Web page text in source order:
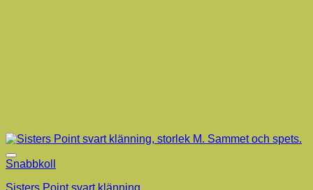
Snabbkoll